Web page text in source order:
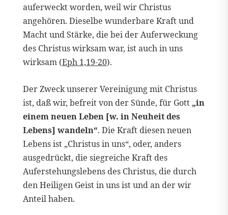
auferweckt worden, weil wir Christus
angehören. Dieselbe wunderbare Kraft und
Macht und Stärke, die bei der Auferweckung
des Christus wirksam war, ist auch in uns
wirksam (Eph 1,19-20).
Der Zweck unserer Vereinigung mit Christus
ist, daß wir, befreit von der Sünde, für Gott „in
einem neuen Leben [w. in Neuheit des
Lebens] wandeln“. Die Kraft diesen neuen
Lebens ist „Christus in uns“, oder, anders
ausgedrückt, die siegreiche Kraft des
Auferstehungslebens des Christus, die durch
den Heiligen Geist in uns ist und an der wir
Anteil haben.